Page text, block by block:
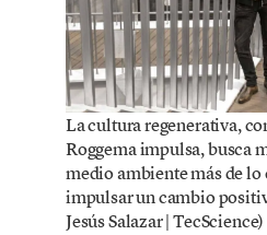
La cultura regenerativa,
Roggema impulsa, busca
medio ambiente más de lo
impulsar un cambio
Jesús Salazar | TecScience)